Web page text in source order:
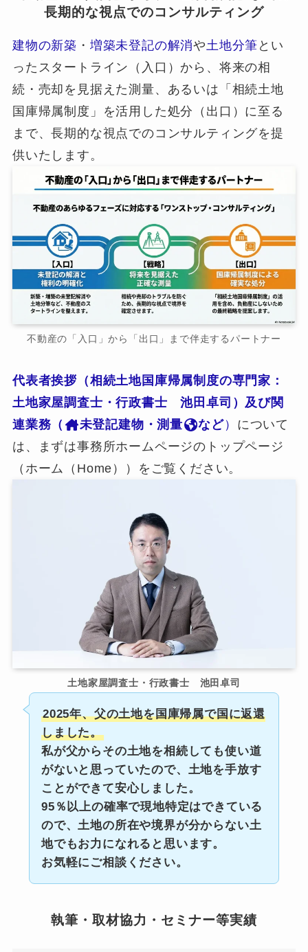
長期的な視点でのコンサルティング
建物の新築 ・ 増築未登記の解消や 土地分筆 とい
ったスタートライン（入口）から、将来の相
続・売却を見据えた測量、あるいは「相続土地
国庫帰属制度」を活用した処分（出口）に至る
まで、長期的な視点でのコンサルティングを提
供いたします。
不動産の「入口」から「出口」まで伴走するパートナー
代表者挨拶（相続土地国庫帰属制度の専門家：
土地家屋調査士・行政書士 池田卓司）及び関
連業務（
未登記建物・測量 など） について
は、まずは事務所ホームページのトップページ
（ホーム（Home））をご覧ください。
土地家屋調査士・行政書士 池田卓司
2025年、父の土地を国庫帰属で国に返還
しました。
私が父からその土地を相続しても使い道
がないと思っていたので、土地を手放す
ことができて安心しました。
95％以上の確率で現地特定はできている
ので、土地の所在や境界が分からない土
地でもお力になれると思います。
お気軽にご相談ください。
執筆・取材協力・セミナー等実績